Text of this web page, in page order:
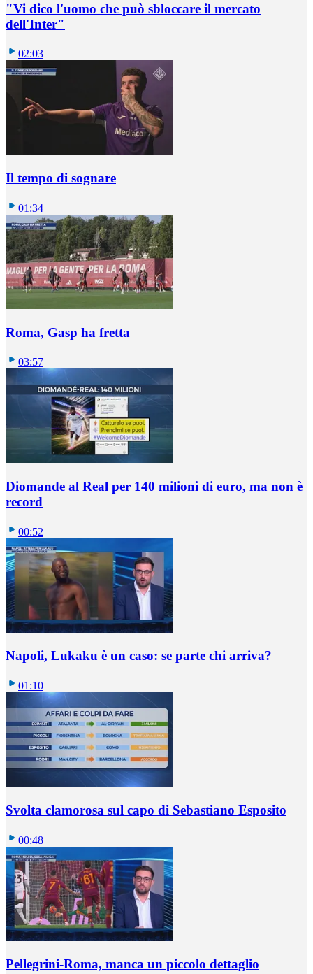
"Vi dico l'uomo che può sbloccare il mercato
dell'Inter"
02:03
Il tempo di sognare
01:34
Roma, Gasp ha fretta
03:57
Diomande al Real per 140 milioni di euro, ma non è
record
00:52
Napoli, Lukaku è un caso: se parte chi arriva?
01:10
Svolta clamorosa sul capo di Sebastiano Esposito
00:48
Pellegrini-Roma, manca un piccolo dettaglio